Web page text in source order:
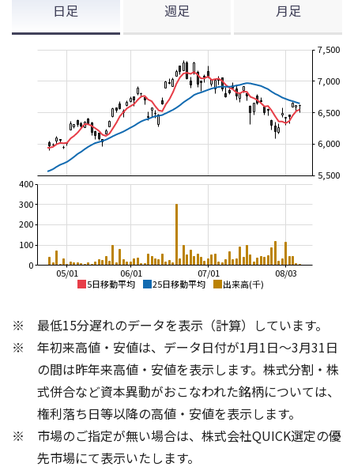
日足 週足 月足
5日移動平均 25日移動平均 出来高(千)
08/03
07/01
06/01
05/01
5,500
6,000
6,500
7,000
7,500
0
100
200
300
400
3,000
5,000
6,000
7,000
100
2,000
4,000
5,000
6,000
7,000
100
最低15分遅れのデータを表示（計算）しています。
年初来高値・安値は、データ日付が1月1日～3月31日
の間は昨年来高値・安値を表示します。株式分割・株
式併合など資本異動がおこなわれた銘柄については、
権利落ち日等以降の高値・安値を表示します。
市場のご指定が無い場合は、株式会社QUICK選定の優
先市場にて表示いたします。